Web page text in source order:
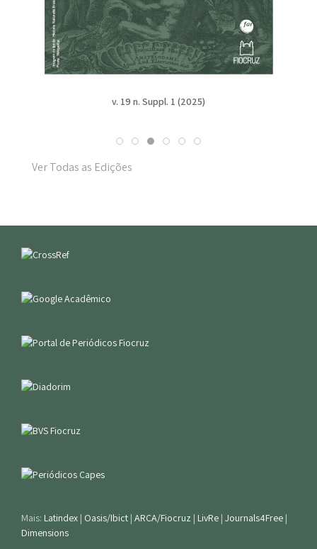
v. 19 n. Suppl. 1 (2025)
Ver Todas as Edições
Mais: Latindex | Oasis/Ibict | ARCA/Fiocruz | LivRe | Journals4Free |
Dimensions